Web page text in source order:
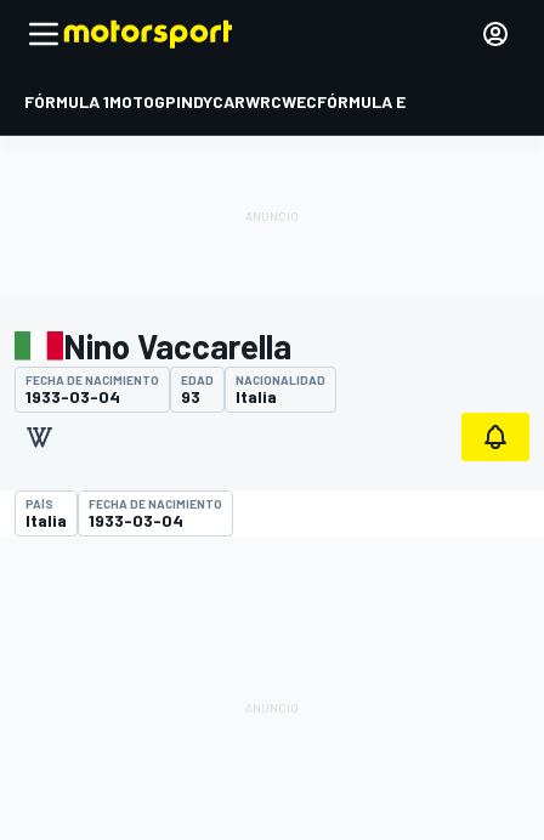
FÓRMULA 1MOTOGPINDYCARWRCWECFÓRMULA E
Nino Vaccarella
FECHA DE NACIMIENTO
1933-03-04
EDAD
93
NACIONALIDAD
Italia
PAÍS
Italia
FECHA DE NACIMIENTO
1933-03-04